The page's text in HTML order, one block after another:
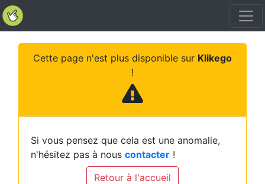
Cette page n'est plus disponible sur Klikego
!
Si vous pensez que cela est une anomalie,
n'hésitez pas à nous contacter !
Retour à l'accueil